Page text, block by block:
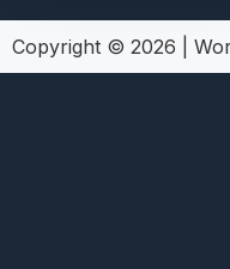
Copyright © 2026